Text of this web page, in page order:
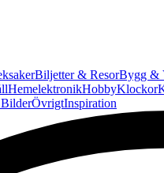
Biljetter & ResorBygg &
HemelektronikHobbyKlockor
ÖvrigtInspiration